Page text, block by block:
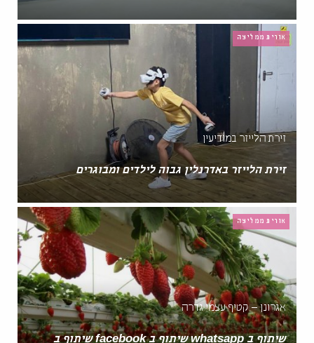
אורית ממליצה
זירת הלייזר במודיעין
זירת הלייזר באדרנלין גבוה לילדים ומבוגרים
אורית ממליצה
אגרונן – קטיף עצמי גדרה
שיתוף ב whatsapp שיתוף ב facebook שיתוף ב